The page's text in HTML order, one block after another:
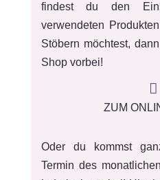
findest du den
verwendeten
Stöbern möchtest,
Shop vorbei!

ZUM
Oder du kommst
Termin des